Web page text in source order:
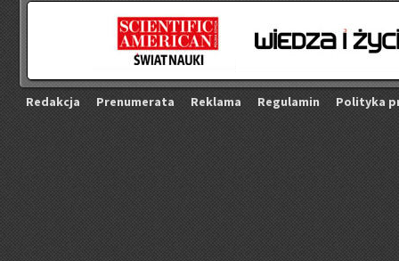
Re­dak­cja Pre­nu­me­ra­ta Re­kla­ma Re­gu­la­min Po­li­ty­ka